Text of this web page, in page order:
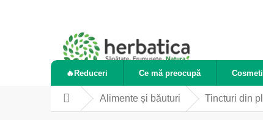
🔥Reduceri Ce mă preocupă
AcasăAlimente și băuturi Tincturi din